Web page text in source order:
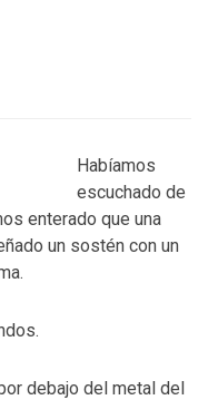
Habíamos
escuchado de
enterado que una
un sostén con un
debajo del metal del